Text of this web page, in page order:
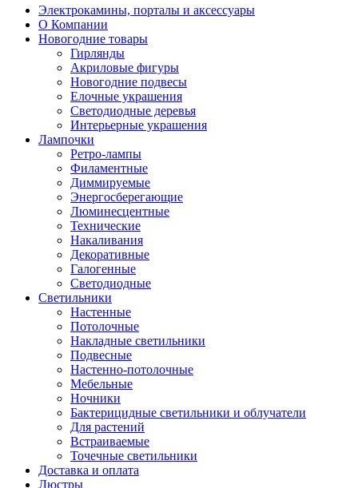
Электрокамины, порталы и аксессуары
О Компании
Новогодние товары
Гирлянды
Акриловые фигуры
Новогодние подвесы
Елочные украшения
Светодиодные деревья
Интерьерные украшения
Лампочки
Ретро-лампы
Филаментные
Диммируемые
Энергосберегающие
Люминесцентные
Технические
Накаливания
Декоративные
Галогенные
Светодиодные
Светильники
Настенные
Потолочные
Накладные светильники
Подвесные
Настенно-потолочные
Мебельные
Ночники
Бактерицидные светильники и облучатели
Для растений
Встраиваемые
Точечные светильники
Доставка и оплата
Люстры